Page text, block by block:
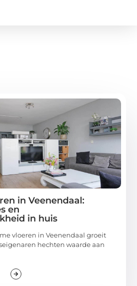
in Veenendaal:
en
in huis
vloeren in Veenendaal groeit
hechten waarde aan